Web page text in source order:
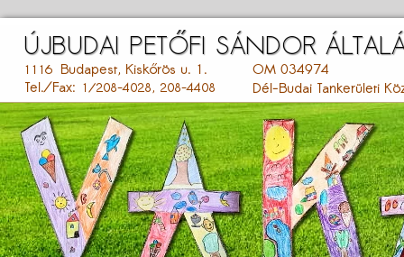
tartalomra